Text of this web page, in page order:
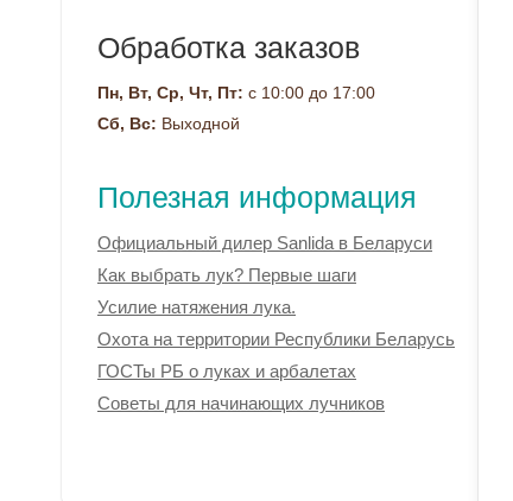
Обработка заказов
Пн, Вт, Ср, Чт, Пт: с 10:00 до 17:00
Сб, Вс: Выходной
Полезная информация
Официальный дилер Sanlida в Беларуси
Как выбрать лук? Первые шаги
Усилие натяжения лука.
Охота на территории Республики Беларусь
ГОСТы РБ о луках и арбалетах
Советы для начинающих лучников